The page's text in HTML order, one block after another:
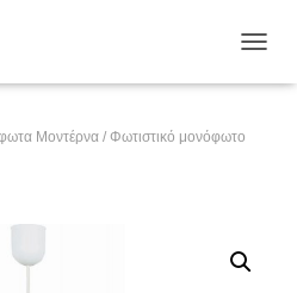
Μοντέρνα / Φωτιστικό μονόφωτο